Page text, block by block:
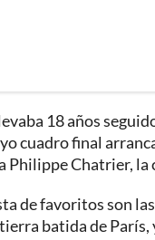
18 años
cuadro final
Philippe Chatrier,
de favoritos son
batida de